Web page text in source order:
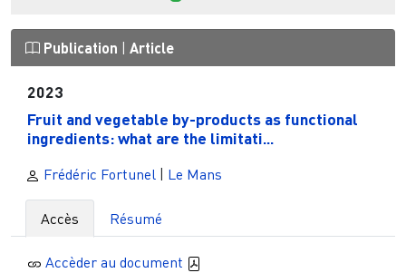
Publication Article
2023
Fruit and vegetable by-products as functional
ingredients: what are the limitati...
Frédéric Fortunel | Le Mans
Accès Résumé
Accèder au document